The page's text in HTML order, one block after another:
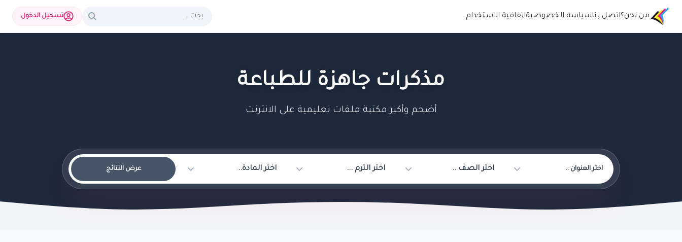
من نحن؟اتصل بناسياسة الخصوصيةاتفافية الاستخدام تسجيل الدخول
مذكرات جاهزة للطباعة
أضخم وأكبر مكتبة ملفات تعليمية على الانترنت
عرض النتائج